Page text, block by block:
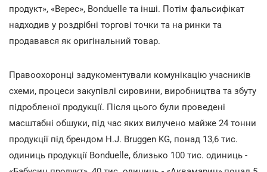
продукт», «Верес», Bonduelle та інші. Потім фальсифікат
надходив у роздрібні торгові точки та на ринки та
продавався як оригінальний товар.
Правоохоронці задукоментували комунікацію учасників
схеми, процеси закупівлі сировини, виробництва та збуту
підробленої продукції. Після цього були проведені
масштабні обшуки, під час яких вилучено майже 24 тонни
продукції під брендом H.J. Bruggen KG, понад 13,6 тис.
одиниць продукції Bonduelle, близько 100 тис. одиниць -